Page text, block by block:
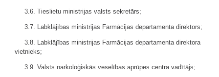
3.6. Tieslietu ministrijas valsts sekretārs;
3.7. Labklājības ministrijas Farmācijas departamenta direktors;
3.8. Labklājības ministrijas Farmācijas departamenta direktora
vietnieks;
3.9. Valsts narkoloģiskās veselības aprūpes centra vadītājs;